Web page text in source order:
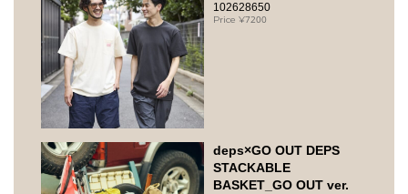
102628650
7200
deps×GO OUT DEPS
STACKABLE
BASKET_GO OUT ver.